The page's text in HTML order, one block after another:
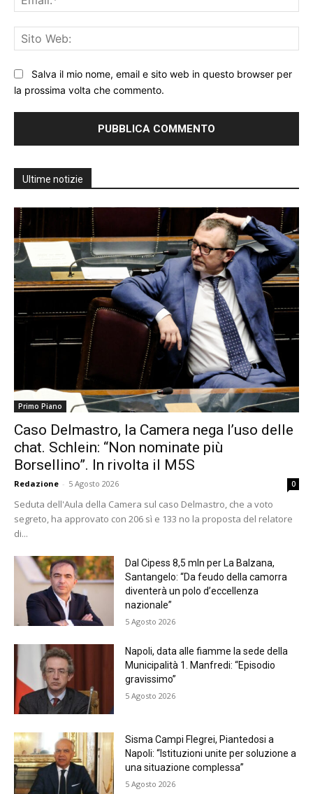
Salva il mio nome, email e sito web in questo browser per
la prossima volta che commento.
Ultime notizie
Primo Piano
Caso Delmastro, la Camera nega l’uso delle
chat. Schlein: “Non nominate più
Borsellino”. In rivolta il M5S
Redazione - 5 Agosto 2026 0
Seduta dell'Aula della Camera sul caso Delmastro, che a voto
segreto, ha approvato con 206 sì e 133 no la proposta del relatore
di...
Dal Cipess 8,5 mln per La Balzana,
Santangelo: “Da feudo della camorra
diventerà un polo d’eccellenza
nazionale”
5 Agosto 2026
Napoli, data alle fiamme la sede della
Municipalità 1. Manfredi: “Episodio
gravissimo”
5 Agosto 2026
Sisma Campi Flegrei, Piantedosi a
Napoli: “Istituzioni unite per soluzione a
una situazione complessa”
5 Agosto 2026